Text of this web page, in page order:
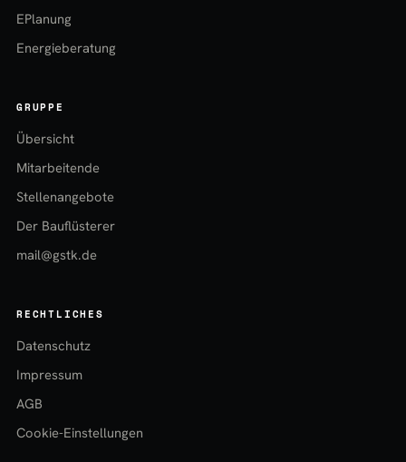
EPlanung
Energieberatung
GRUPPE
Übersicht
Mitarbeitende
Stellenangebote
Der Bauflüsterer
mail@gstk.de
RECHTLICHES
Datenschutz
Impressum
AGB
Cookie-Einstellungen